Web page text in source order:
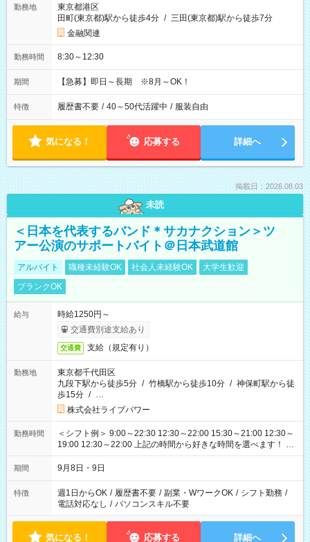
勤務地
東京都港区
田町(東京都)駅から徒歩4分 / 三田(東京都)駅から徒歩7分
金融関連
勤務時間 8:30～12:30
期間 【急募】即日～長期 ※8月～OK！
特徴 履歴書不要 / 40～50代活躍中 / 服装自由
気になる！ 応募する 詳細へ
掲載日：2026.08.03
未読
＜日本を代表するバンド＊サカナクション＞ツ
アー公演のサポートバイト＠日本武道館
アルバイト 職種未経験OK 社会人未経験OK
大学生歓迎
ブランクOK
給与
時給1250円～
交通費別途支給あり
交通費 支給（規定有り）
勤務地
東京都千代田区
九段下駅から徒歩5分 / 竹橋駅から徒歩10分 / 神保町駅から徒
歩15分 / …
株式会社ライブパワー
勤務時間
＜シフト例＞ 9:00～22:30 12:30～22:00 15:30～21:00 12:30～
19:00 12:30～22:00 上記の時間から好きな時間を選べます！ ※
時間は変更となる可能性があります
期間 9月8日・9日
特徴 週1日からOK / 履歴書不要 / 副業・WワークOK / シフト勤務 /
電話対応なし / パソコンスキル不要
気になる！ 応募する 詳細へ